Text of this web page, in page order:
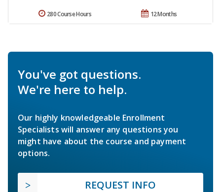
12 Months
280 Course Hours
You've got questions.
We're here to help.
Our highly knowledgeable Enrollment
Specialists will answer any questions you
might have about the course and payment
options.
REQUEST INFO